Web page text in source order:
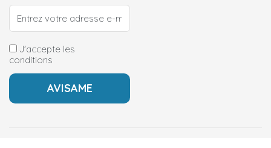
J'accepte les
conditions